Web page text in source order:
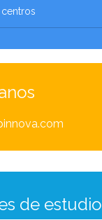
de estudio